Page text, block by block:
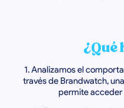
¿Qué
1. Analizamos el
través de Brandwatch,
permite acceder